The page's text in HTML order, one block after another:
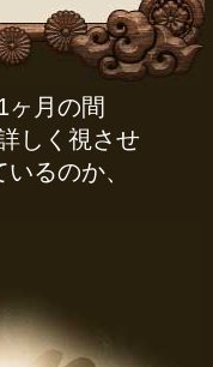
月の間
しく視させ
るのか、